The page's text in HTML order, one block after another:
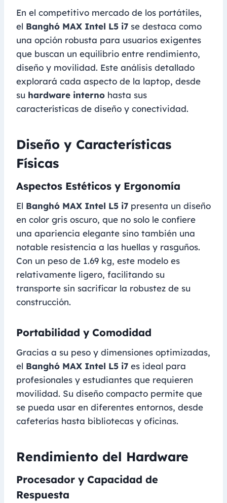
En el competitivo mercado de los portátiles,
el Banghó MAX Intel L5 i7 se destaca como
una opción robusta para usuarios exigentes
que buscan un equilibrio entre rendimiento,
diseño y movilidad. Este análisis detallado
explorará cada aspecto de la laptop, desde
su hardware interno hasta sus
características de diseño y conectividad.
Diseño y Características
Físicas
Aspectos Estéticos y Ergonomía
El Banghó MAX Intel L5 i7 presenta un diseño
en color gris oscuro, que no solo le confiere
una apariencia elegante sino también una
notable resistencia a las huellas y rasguños.
Con un peso de 1.69 kg, este modelo es
relativamente ligero, facilitando su
transporte sin sacrificar la robustez de su
construcción.
Portabilidad y Comodidad
Gracias a su peso y dimensiones optimizadas,
el Banghó MAX Intel L5 i7 es ideal para
profesionales y estudiantes que requieren
movilidad. Su diseño compacto permite que
se pueda usar en diferentes entornos, desde
cafeterías hasta bibliotecas y oficinas.
Rendimiento del Hardware
Procesador y Capacidad de
Respuesta